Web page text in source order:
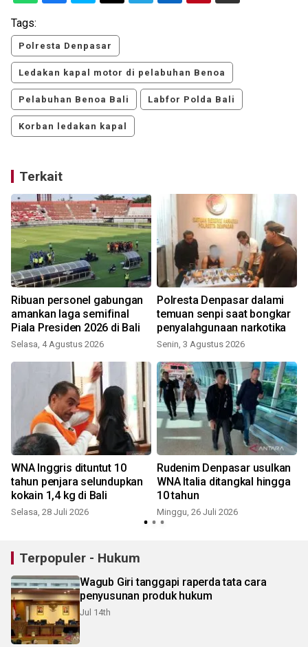
Tags:
Polresta Denpasar
Ledakan kapal motor di pelabuhan Benoa
Pelabuhan Benoa Bali Labfor Polda Bali
Korban ledakan kapal
Terkait
Ribuan personel gabungan
amankan laga semifinal
Piala Presiden 2026 di Bali
Selasa, 4 Agustus 2026
Polresta Denpasar dalami
temuan senpi saat bongkar
penyalahgunaan narkotika
Senin, 3 Agustus 2026
WNA Inggris dituntut 10
tahun penjara selundupkan
kokain 1,4 kg di Bali
Selasa, 28 Juli 2026
Rudenim Denpasar usulkan
WNA Italia ditangkal hingga
10 tahun
Minggu, 26 Juli 2026
Terpopuler - Hukum
Wagub Giri tanggapi raperda tata cara
penyusunan produk hukum
Jul 14th